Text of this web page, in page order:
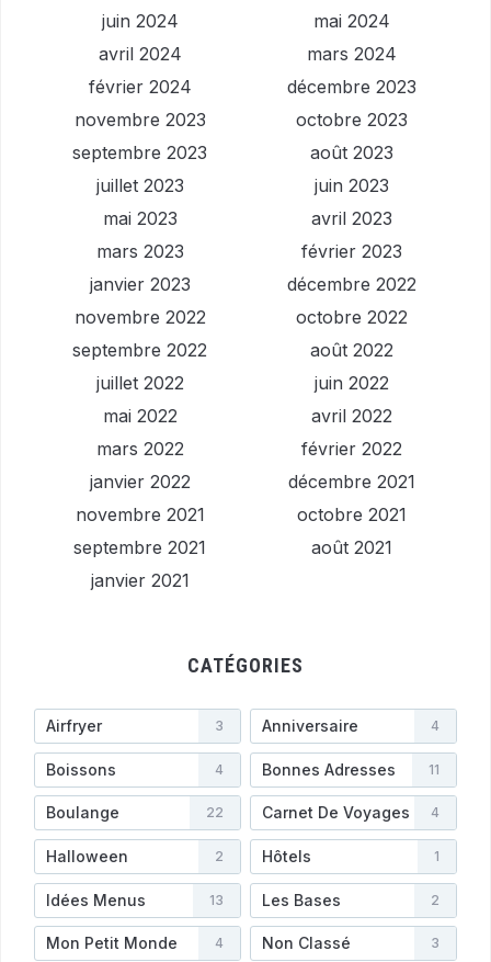
juin 2024
mai 2024
avril 2024
mars 2024
février 2024
décembre 2023
novembre 2023
octobre 2023
septembre 2023
août 2023
juillet 2023
juin 2023
mai 2023
avril 2023
mars 2023
février 2023
janvier 2023
décembre 2022
novembre 2022
octobre 2022
septembre 2022
août 2022
juillet 2022
juin 2022
mai 2022
avril 2022
mars 2022
février 2022
janvier 2022
décembre 2021
novembre 2021
octobre 2021
septembre 2021
août 2021
janvier 2021
CATÉGORIES
Airfryer 3 Anniversaire 4
Boissons 4 Bonnes Adresses 11
Boulange 22 Carnet De Voyages 4
Halloween 2 Hôtels 1
Idées Menus 13 Les Bases 2
Mon Petit Monde 4 Non Classé 3